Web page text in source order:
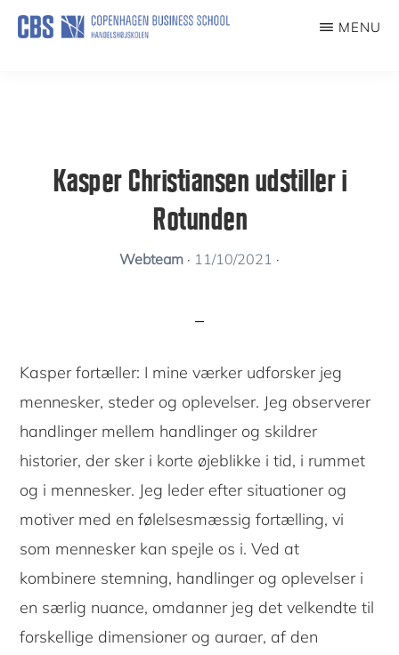
Skip
MENU
Kasper Christiansen udstiller i
Rotunden
Webteam · 11/10/2021 ·
Kasper fortæller: I mine værker udforsker jeg
mennesker, steder og oplevelser. Jeg observerer
handlinger mellem handlinger og skildrer
historier, der sker i korte øjeblikke i tid, i rummet
og i mennesker. Jeg leder efter situationer og
motiver med en følelsesmæssig fortælling, vi
som mennesker kan spejle os i. Ved at
kombinere stemning, handlinger og oplevelser i
en særlig nuance, omdanner jeg det velkendte til
forskellige dimensioner og auraer, af den